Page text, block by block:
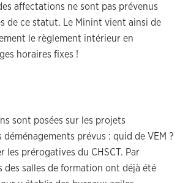
affectations ne sont pas prévenus
de ce statut. Le Minint vient ainsi de
le règlement intérieur en
horaires fixes !
sont posées sur les projets
prévus : quid de VEM ?
les prérogatives du CHSCT. Par
des salles de formation ont déjà été